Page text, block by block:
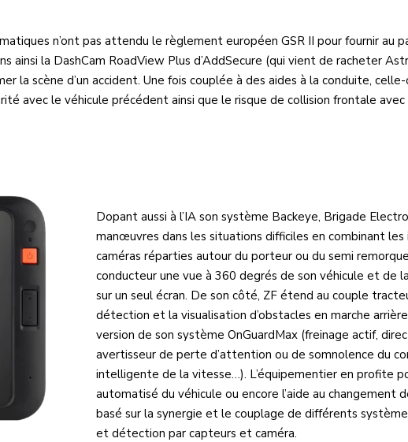
n’ont pas attendu le règlement européen GSR II pour fournir au
la DashCam RoadView Plus d’AddSecure (qui vient de racheter
la scène d’un accident. Une fois couplée à des aides à la conduite,
avec le véhicule précédent ainsi que le risque de collision frontale avec
Dopant aussi à l’IA son système Backeye, Brigade
manœuvres dans les situations difficiles en combinant
caméras réparties autour du porteur ou du semi
conducteur une vue à 360 degrés de son véhicule et de
sur un seul écran. De son côté, ZF étend au couple
détection et la visualisation d’obstacles en marche
version de son système OnGuardMax (freinage actif,
avertisseur de perte d’attention ou de somnolence du
intelligente de la vitesse…). L’équipementier en profite
automatisé du véhicule ou encore l’aide au changement
basé sur la synergie et le couplage de différents
et détection par capteurs et caméra.